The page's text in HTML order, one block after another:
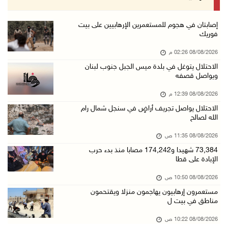
73,384 شهيدا و174,242 مصابا منذ بدء حرب الإبا ...
08/آب/2026 10:50 ص
مستعمرون إرهابيون يهاجمون منزلا ويقتحمون مناط ...
08/آب/2026 10:22 ص
تقرير: خطاب الكراهية والتحريض يتصاعد في أوساط ...
08/آب/2026 10:10 ص
الاحتلال ينصب حاجزا عسكريا في نعلين غرب رام ا ...
08/آب/2026 09:09 ص
ارتفاع أسعار النفط
إصابتان في هجوم للمستعمرين الإرهابيين على بيت
فوريك
08/08/2026 02:26 م
الاحتلال يتوغل في بلدة ميس الجبل جنوب لبنان
ويواصل قصفه
08/08/2026 12:39 م
الاحتلال يواصل تجريف أراضٍ في سنجل شمال رام
الله لصالح
08/08/2026 11:35 ص
73,384 شهيدا و174,242 مصابا منذ بدء حرب
الإبادة على قطا
08/08/2026 10:50 ص
مستعمرون إرهابيون يهاجمون منزلا ويقتحمون
مناطق في بيت ل
08/08/2026 10:22 ص